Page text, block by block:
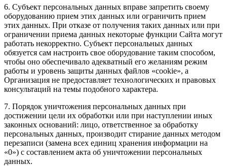
6. Субъект персональных данных вправе запретить своему
оборудованию прием этих данных или ограничить прием
этих данных. При отказе от получения таких данных или при
ограничении приема данных некоторые функции Сайта могут
работать некорректно. Субъект персональных данных
обязуется сам настроить свое оборудование таким способом,
чтобы оно обеспечивало адекватный его желаниям режим
работы и уровень защиты данных файлов «cookie», а
Организация не предоставляет технологических и правовых
консультаций на темы подобного характера.
7. Порядок уничтожения персональных данных при
достижении цели их обработки или при наступлении иных
законных оснований: лицо, ответственное за обработку
персональных данных, производит стирание данных методом
перезаписи (замена всех единиц хранения информации на
«0») с составлением акта об уничтожении персональных
данных.